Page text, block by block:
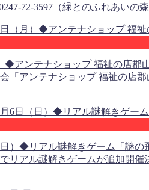
72-3597（緑とのふれあい
◆アンテナショップ 福祉の店郡
「アンテナショップ 福祉の店
）◆リアル謎解きゲーム「謎
リアル謎解きゲームが追加開